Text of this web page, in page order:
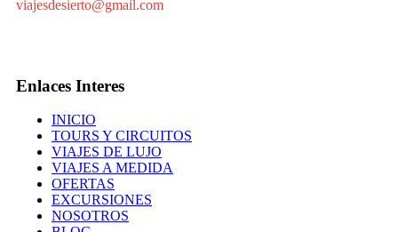
viajesdesierto@gmail.com
Enlaces Interes
INICIO
TOURS Y CIRCUITOS
VIAJES DE LUJO
VIAJES A MEDIDA
OFERTAS
EXCURSIONES
NOSOTROS